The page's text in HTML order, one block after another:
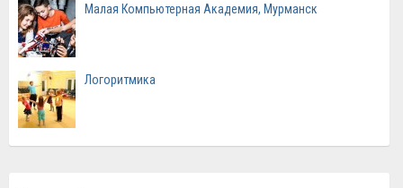
Малая Компьютерная Академия, Мурманск
Логоритмика